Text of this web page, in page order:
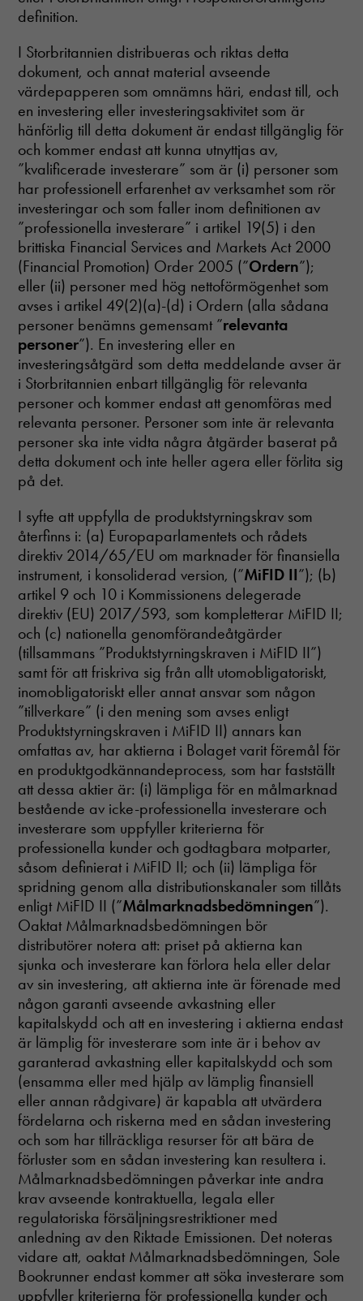
definition.
I Storbritannien distribueras och riktas detta
dokument, och annat material avseende
värdepapperen som omnämns häri, endast till, och
en investering eller investeringsaktivitet som är
hänförlig till detta dokument är endast tillgänglig för
och kommer endast att kunna utnyttjas av,
”kvalificerade investerare” som är (i) personer som
har professionell erfarenhet av verksamhet som rör
investeringar och som faller inom definitionen av
”professionella investerare” i artikel 19(5) i den
brittiska Financial Services and Markets Act 2000
(Financial Promotion) Order 2005 (”Ordern”);
eller (ii) personer med hög nettoförmögenhet som
avses i artikel 49(2)(a)-(d) i Ordern (alla sådana
personer benämns gemensamt ”relevanta
personer”). En investering eller en
investeringsåtgärd som detta meddelande avser är
i Storbritannien enbart tillgänglig för relevanta
personer och kommer endast att genomföras med
relevanta personer. Personer som inte är relevanta
personer ska inte vidta några åtgärder baserat på
detta dokument och inte heller agera eller förlita sig
på det.
I syfte att uppfylla de produktstyrningskrav som
återfinns i: (a) Europaparlamentets och rådets
direktiv 2014/65/EU om marknader för finansiella
instrument, i konsoliderad version, (”MiFID II”); (b)
artikel 9 och 10 i Kommissionens delegerade
direktiv (EU) 2017/593, som kompletterar MiFID II;
och (c) nationella genomförandeåtgärder
(tillsammans ”Produktstyrningskraven i MiFID II”)
samt för att friskriva sig från allt utomobligatoriskt,
inomobligatoriskt eller annat ansvar som någon
”tillverkare” (i den mening som avses enligt
Produktstyrningskraven i MiFID II) annars kan
omfattas av, har aktierna i Bolaget varit föremål för
en produktgodkännandeprocess, som har fastställt
att dessa aktier är: (i) lämpliga för en målmarknad
bestående av icke-professionella investerare och
investerare som uppfyller kriterierna för
professionella kunder och godtagbara motparter,
såsom definierat i MiFID II; och (ii) lämpliga för
spridning genom alla distributionskanaler som tillåts
enligt MiFID II (”Målmarknadsbedömningen”).
Oaktat Målmarknadsbedömningen bör
distributörer notera att: priset på aktierna kan
sjunka och investerare kan förlora hela eller delar
av sin investering, att aktierna inte är förenade med
någon garanti avseende avkastning eller
kapitalskydd och att en investering i aktierna endast
är lämplig för investerare som inte är i behov av
garanterad avkastning eller kapitalskydd och som
(ensamma eller med hjälp av lämplig finansiell
eller annan rådgivare) är kapabla att utvärdera
fördelarna och riskerna med en sådan investering
och som har tillräckliga resurser för att bära de
förluster som en sådan investering kan resultera i.
Målmarknadsbedömningen påverkar inte andra
krav avseende kontraktuella, legala eller
regulatoriska försäljningsrestriktioner med
anledning av den Riktade Emissionen. Det noteras
vidare att, oaktat Målmarknadsbedömningen, Sole
Bookrunner endast kommer att söka investerare som
uppfyller kriterierna för professionella kunder och
how the
Upplevelse
För att vår
hemsida ska
prestera så
bra som
möjligt
under ditt
besök. Om
du nekar
dessa
cookies
kommer viss
funktionalitet
att försvinna
från
hemsidan.